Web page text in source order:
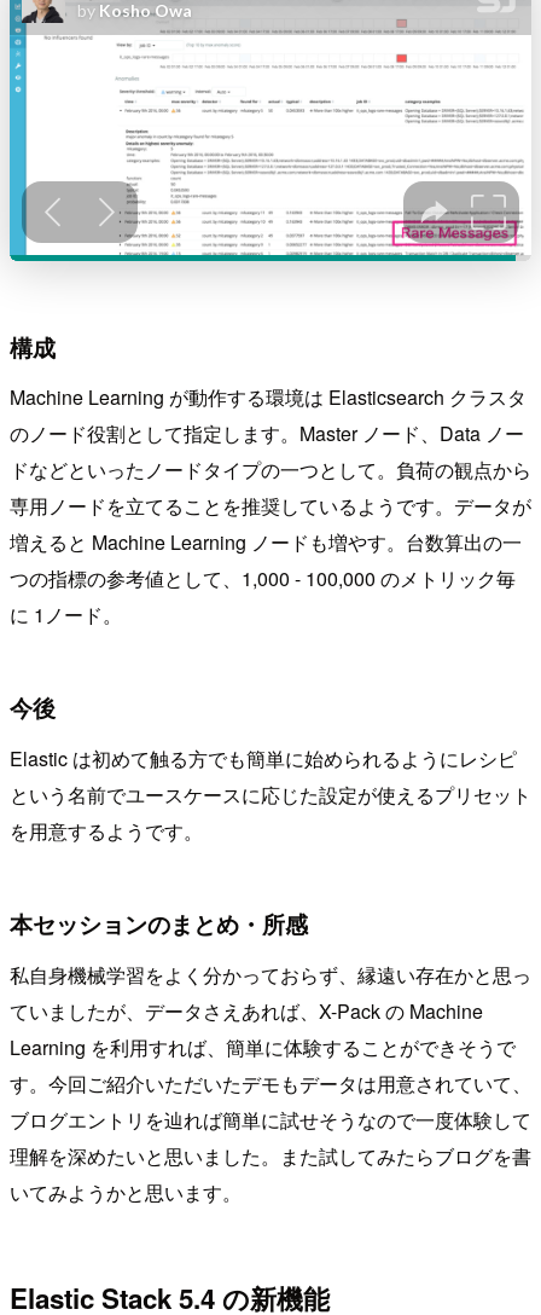
構成
Machine Learning が動作する環境は Elasticsearch クラスタ
のノード役割として指定します。Master ノード、Data ノー
ドなどといったノードタイプの一つとして。負荷の観点から
専用ノードを立てることを推奨しているようです。データが
増えると Machine Learning ノードも増やす。台数算出の一
つの指標の参考値として、1,000 - 100,000 のメトリック毎
に 1ノード。
今後
Elastic は初めて触る方でも簡単に始められるようにレシピ
という名前でユースケースに応じた設定が使えるプリセット
を用意するようです。
本セッションのまとめ・所感
私自身機械学習をよく分かっておらず、縁遠い存在かと思っ
ていましたが、データさえあれば、X-Pack の Machine
Learning を利用すれば、簡単に体験することができそうで
す。今回ご紹介いただいたデモもデータは用意されていて、
ブログエントリを辿れば簡単に試せそうなので一度体験して
理解を深めたいと思いました。また試してみたらブログを書
いてみようかと思います。
Elastic Stack 5.4 の新機能